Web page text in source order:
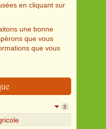
en cliquant sur
une bonne
que vous
que vous
3